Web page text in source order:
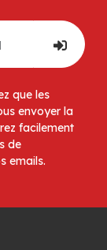
que les
envoyer la
facilement
de
emails.